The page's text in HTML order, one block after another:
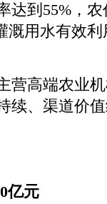
达到55%，
溉用水有效
营高端农业
续、渠道价
亿元